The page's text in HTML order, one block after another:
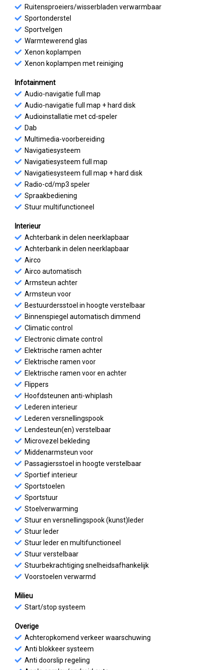
Ruitensproeiers/wisserbladen verwarmbaar
Sportonderstel
Sportvelgen
Warmtewerend glas
Xenon koplampen
Xenon koplampen met reiniging
Infotainment
Audio-navigatie full map
Audio-navigatie full map + hard disk
Audioinstallatie met cd-speler
Dab
Multimedia-voorbereiding
Navigatiesysteem
Navigatiesysteem full map
Navigatiesysteem full map + hard disk
Radio-cd/mp3 speler
Spraakbediening
Stuur multifunctioneel
Interieur
Achterbank in delen neerklapbaar
Achterbank in delen neerklapbaar
Airco
Airco automatisch
Armsteun achter
Armsteun voor
Bestuurdersstoel in hoogte verstelbaar
Binnenspiegel automatisch dimmend
Climatic control
Electronic climate control
Elektrische ramen achter
Elektrische ramen voor
Elektrische ramen voor en achter
Flippers
Hoofdsteunen anti-whiplash
Lederen interieur
Lederen versnellingspook
Lendesteun(en) verstelbaar
Microvezel bekleding
Middenarmsteun voor
Passagiersstoel in hoogte verstelbaar
Sportief interieur
Sportstoelen
Sportstuur
Stoelverwarming
Stuur en versnellingspook (kunst)leder
Stuur leder
Stuur leder en multifunctioneel
Stuur verstelbaar
Stuurbekrachtiging snelheidsafhankelijk
Voorstoelen verwarmd
Milieu
Start/stop systeem
Overige
Achteropkomend verkeer waarschuwing
Anti blokkeer systeem
Anti doorslip regeling